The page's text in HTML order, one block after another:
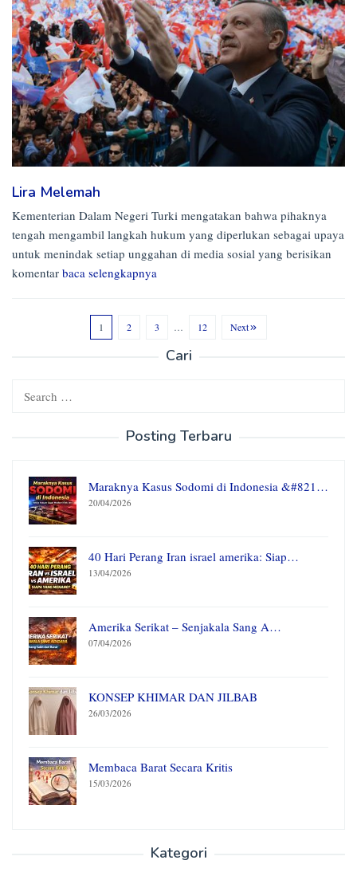
Lira Melemah
Kementerian Dalam Negeri Turki mengatakan bahwa pihaknya
tengah mengambil langkah hukum yang diperlukan sebagai upaya
untuk menindak setiap unggahan di media sosial yang berisikan
komentar baca selengkapnya
1 2 3 … 12 Next
Cari
Posting Terbaru
Maraknya Kasus Sodomi di Indonesia &#821…
20/04/2026
40 Hari Perang Iran israel amerika: Siap…
13/04/2026
Amerika Serikat – Senjakala Sang A…
07/04/2026
KONSEP KHIMAR DAN JILBAB
26/03/2026
Membaca Barat Secara Kritis
15/03/2026
Kategori